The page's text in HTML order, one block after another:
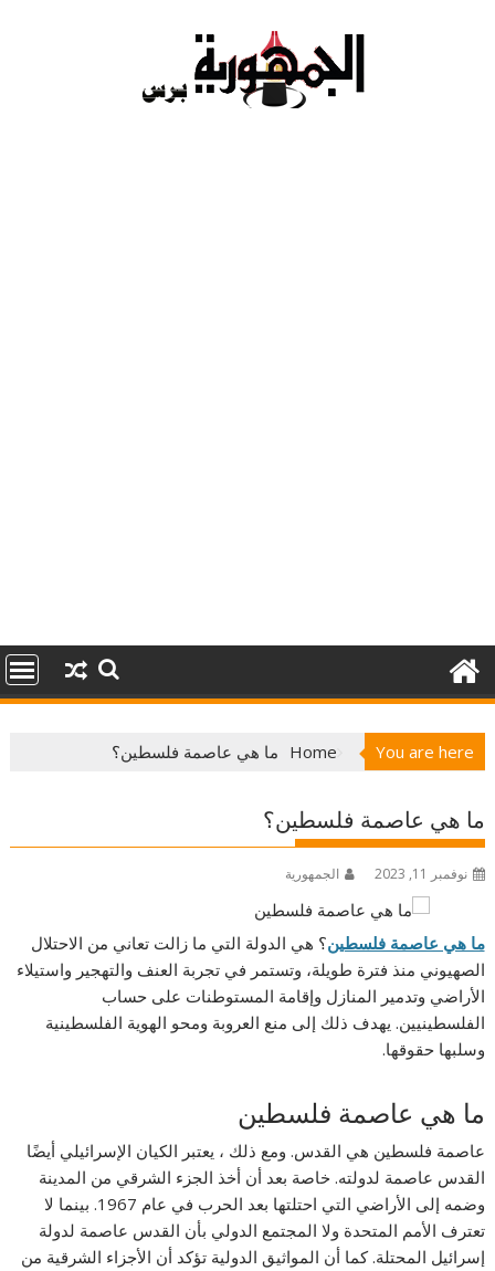
You are here
Home ما هي عاصمة فلسطين؟
ما هي عاصمة فلسطين؟
نوفمبر 11, 2023 الجمهورية
ما هي عاصمة فلسطين؟ هي الدولة التي ما زالت تعاني من الاحتلال
الصهيوني منذ فترة طويلة، وتستمر في تجربة العنف والتهجير واستيلاء
الأراضي وتدمير المنازل وإقامة المستوطنات على حساب
الفلسطينيين. يهدف ذلك إلى منع العروبة ومحو الهوية الفلسطينية
وسلبها حقوقها.
ما هي عاصمة فلسطين
عاصمة فلسطين هي القدس. ومع ذلك ، يعتبر الكيان الإسرائيلي أيضًا
القدس عاصمة لدولته. خاصة بعد أن أخذ الجزء الشرقي من المدينة
وضمه إلى الأراضي التي احتلتها بعد الحرب في عام 1967. بينما لا
تعترف الأمم المتحدة ولا المجتمع الدولي بأن القدس عاصمة لدولة
إسرائيل المحتلة. كما أن المواثيق الدولية تؤكد أن الأجزاء الشرقية من